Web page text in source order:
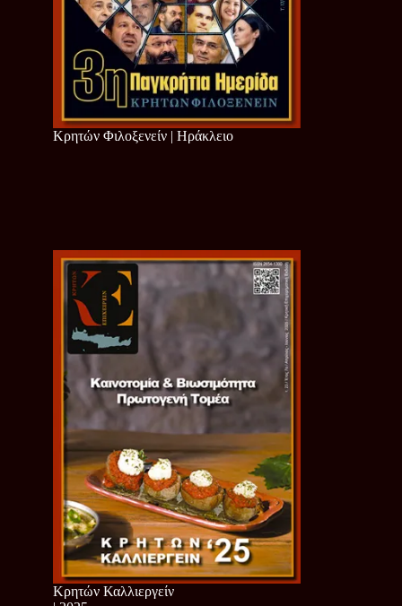
Κρητών Φιλοξενείν | Ηράκλειο
Κρητών Καλλιεργείν